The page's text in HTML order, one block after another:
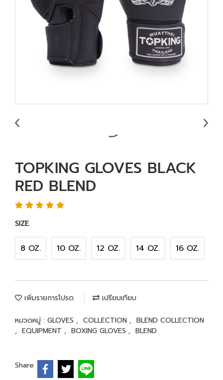
TOPKING GLOVES BLACK
RED BLEND
SIZE
8 OZ. 10 OZ. 12 OZ. 14 OZ. 16 OZ.
เพิ่มรายการโปรด เปรียบเทียบ
หมวดหมู่ : GLOVES , COLLECTION , BLEND COLLECTION
, EQUIPMENT , BOXING GLOVES , BLEND
Share